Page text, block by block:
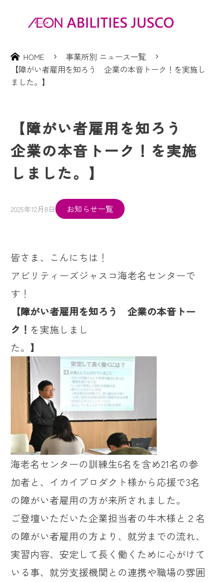
HOME
事業所別 ニュース一覧
【障がい者雇用を知ろう 企業の本音トーク！を実施し
ました。】
【障がい者雇用を知ろう
企業の本音トーク！を実施
しました。】
2025年12月8日 お知らせ一覧
皆さま、こんにちは！
アビリティーズジャスコ海老名センターで
す！
【障がい者雇用を知ろう 企業の本音トー
ク！ を実施しまし
た。
海老名センターの訓練生6名を含め21名の参
加者と、イカイプロダクト様から応援で3名
の障がい者雇用の方が来所されました。
ご登壇いただいた企業担当者の牛木様と２名
の障がい者雇用の方より、就労までの流れ、
実習内容、安定して長く働くために心がけて
いる事、就労支援機関との連携や職場の雰囲